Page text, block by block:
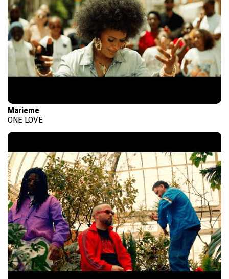
Marieme
ONE LOVE